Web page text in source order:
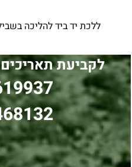
ללכת יד ביד להליכה
לקביעת